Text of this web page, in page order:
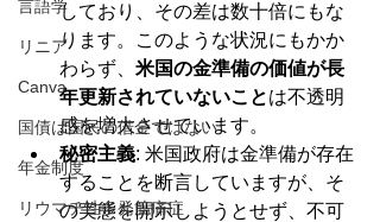
言語学
リニア
Canva
国債は国民の借金ではない
年金制度
リウマチ性多発筋痛症
しており、その差は数十倍にもな
ります。このような状況にもかか
わらず、 米国の金準備の価値が長
年更新されていないことは不透明
感を増大させています。
秘密主義: 米国政府は金準備が存在
することを断言していますが、そ
の実態を開示しようとせず、不可